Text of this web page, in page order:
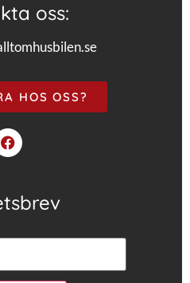
oss:
HOS OSS?